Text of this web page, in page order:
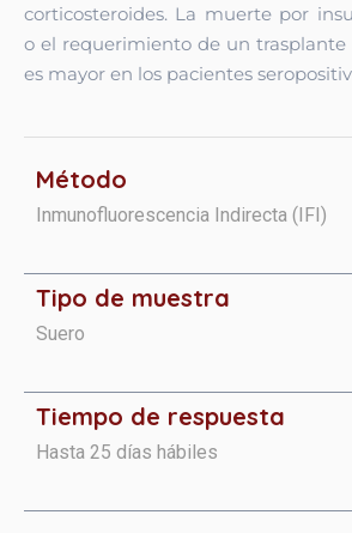
corticosteroides. La muerte por
o el requerimiento de un
es mayor en los pacientes
Método
Inmunofluorescencia Indirecta (IFI)
Tipo de muestra
Suero
Tiempo de respuesta
Hasta 25 días hábiles